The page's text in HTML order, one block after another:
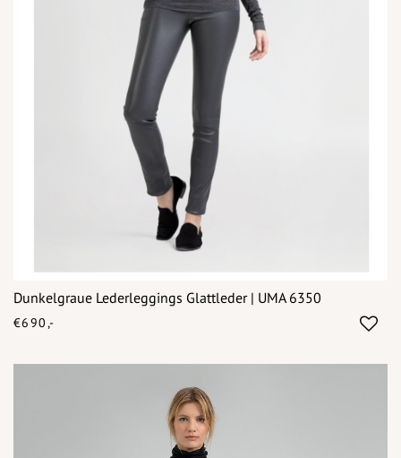
Dunkelgraue Lederleggings Glattleder | UMA 6350
€690,-